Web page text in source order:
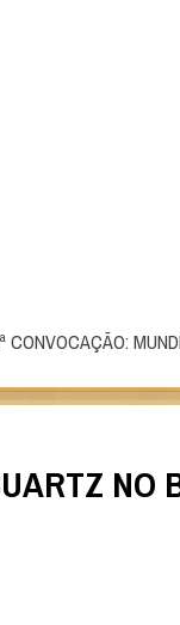
CONVOCAÇÃO:
NO